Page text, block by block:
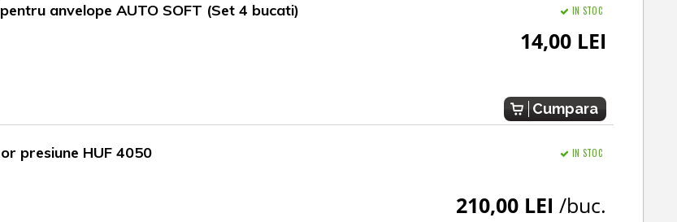
anvelope AUTO SOFT (Set 4 bucati) IN STOC
14,00 LEI
Cumpara
presiune HUF 4050 IN STOC
210,00 LEI /buc.